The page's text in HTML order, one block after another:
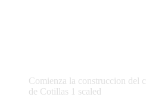
Comienza la construccion del
de Cotillas 1 scaled